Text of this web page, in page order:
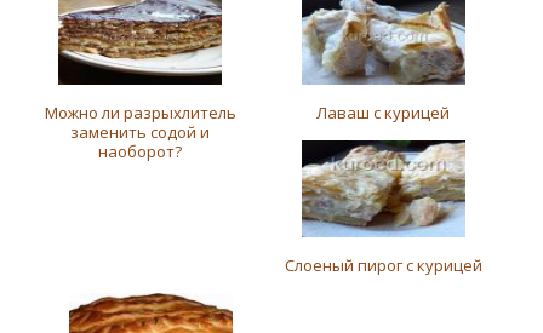
Можно ли разрыхлитель
заменить содой и
наоборот?
Лаваш с курицей
Слоеный пирог с курицей